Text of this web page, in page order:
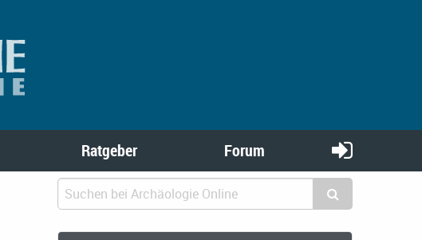
Ratgeber Forum